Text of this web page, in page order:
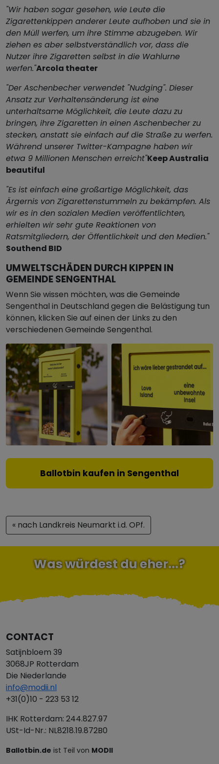
"Wir haben sogar gesehen, wie Leute die
Zigarettenkippen anderer Leute aufhoben und sie in
den Müll werfen, um ihre Stimme abzugeben. Wir
ziehen es aber selbstverständlich vor, dass die
Nutzer ihre Zigaretten selbst in die Wahlurne
werfen."Arcola theater
"Der Aschenbecher verwendet "Nudging". Dieser
Ansatz zur Verhaltensänderung ist eine
unterhaltsame Möglichkeit, die Leute dazu zu
bringen, ihre Zigaretten in einen Aschenbecher zu
stecken, anstatt sie einfach auf die Straße zu werfen.
Während unserer Twitter-Kampagne haben wir
etwa 9 Millionen Menschen erreicht"Keep Australia
beautiful
"Es ist einfach eine großartige Möglichkeit, das
Ärgernis von Zigarettenstummeln zu bekämpfen. Als
wir es in den sozialen Medien veröffentlichten,
erhielten wir sehr gute Reaktionen von
Ratsmitgliedern, der Öffentlichkeit und den Medien."
Southend BID
UMWELTSCHÄDEN DURCH KIPPEN IN
GEMEINDE SENGENTHAL
Wenn Sie wissen möchten, was die Gemeinde
Sengenthal in Deutschland gegen die Belästigung tun
können, klicken Sie auf einen der Links zu den
verschiedenen Gemeinde Sengenthal.
Ballotbin kaufen in Sengenthal
« nach Landkreis Neumarkt i.d. OPf.
Was würdest du eher...?
CONTACT
Satijnbloem 39
3068JP Rotterdam
Die Niederlande
info@modii.nl
+31(0)10 - 223 53 12
IHK Rotterdam: 244.827.97
USt-Id-Nr.: NL8218.19.872B0
Ballotbin.de ist Teil von MODII